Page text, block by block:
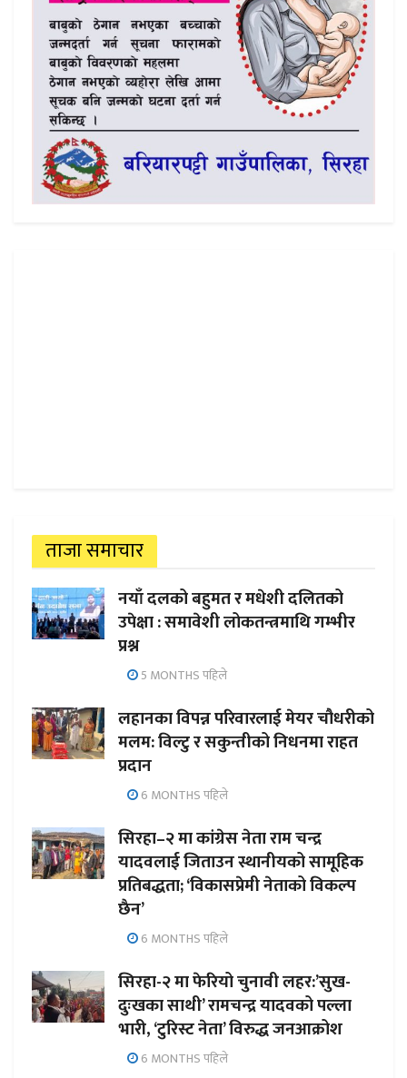
ताजा समाचार
नयाँ दलको बहुमत र मधेशी दलितको
उपेक्षा : समावेशी लोकतन्त्रमाथि गम्भीर
प्रश्न
5 MONTHS पहिले
लहानका विपन्न परिवारलाई मेयर चौधरीको
मलम: विल्टु र सकुन्तीको निधनमा राहत
प्रदान
6 MONTHS पहिले
सिरहा–२ मा कांग्रेस नेता राम चन्द्र
यादवलाई जिताउन स्थानीयको सामूहिक
प्रतिबद्धता; ‘विकासप्रेमी नेताको विकल्प
छैन’
6 MONTHS पहिले
सिरहा-२ मा फेरियो चुनावी लहर:’सुख-
दुःखका साथी’ रामचन्द्र यादवको पल्ला
भारी, ‘टुरिस्ट नेता’ विरुद्ध जनआक्रोश
6 MONTHS पहिले